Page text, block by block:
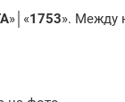
»│«1753». Между